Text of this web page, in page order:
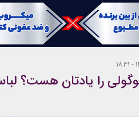
گوگولی را یادتان هست؟